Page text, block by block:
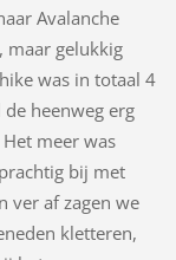
Avalanche
maar gelukkig
was in totaal 4
heenweg erg
meer was
bij met
ver af zagen we
kletteren,